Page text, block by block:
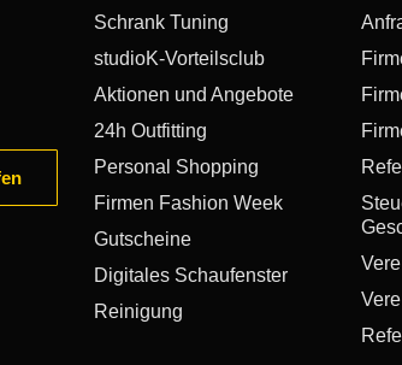
Schrank Tuning
studioK-Vorteilsclub
Aktionen und Angebote
24h Outfitting
Personal Shopping
Firmen Fashion Week
Gutscheine
Digitales Schaufenster
Reinigung